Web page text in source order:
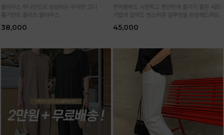
블라우스 하나만으로 완성하는 우아한 코디
홀가먼트 플리츠 블라우스
38,000
한여름에도 시원하고 편안하게 즐기기 좋은 세트!
가볍게 입어도 멋스러운 실루엣을 완성해드려요
45,000